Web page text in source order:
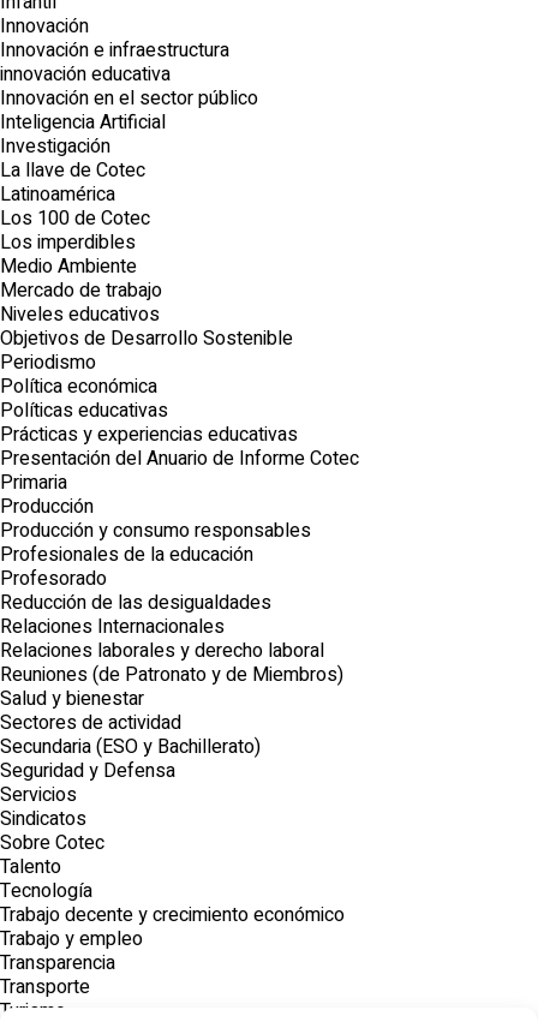
Innovación
Innovación e infraestructura
innovación educativa
Innovación en el sector público
Inteligencia Artificial
Investigación
La llave de Cotec
Latinoamérica
Los 100 de Cotec
Los imperdibles
Medio Ambiente
Mercado de trabajo
Niveles educativos
Objetivos de Desarrollo Sostenible
Periodismo
Política económica
Políticas educativas
Prácticas y experiencias educativas
Presentación del Anuario de Informe Cotec
Primaria
Producción
Producción y consumo responsables
Profesionales de la educación
Profesorado
Reducción de las desigualdades
Relaciones Internacionales
Relaciones laborales y derecho laboral
Reuniones (de Patronato y de Miembros)
Salud y bienestar
Sectores de actividad
Secundaria (ESO y Bachillerato)
Seguridad y Defensa
Servicios
Sindicatos
Sobre Cotec
Talento
Tecnología
Trabajo decente y crecimiento económico
Trabajo y empleo
Transparencia
Transporte
Turismo